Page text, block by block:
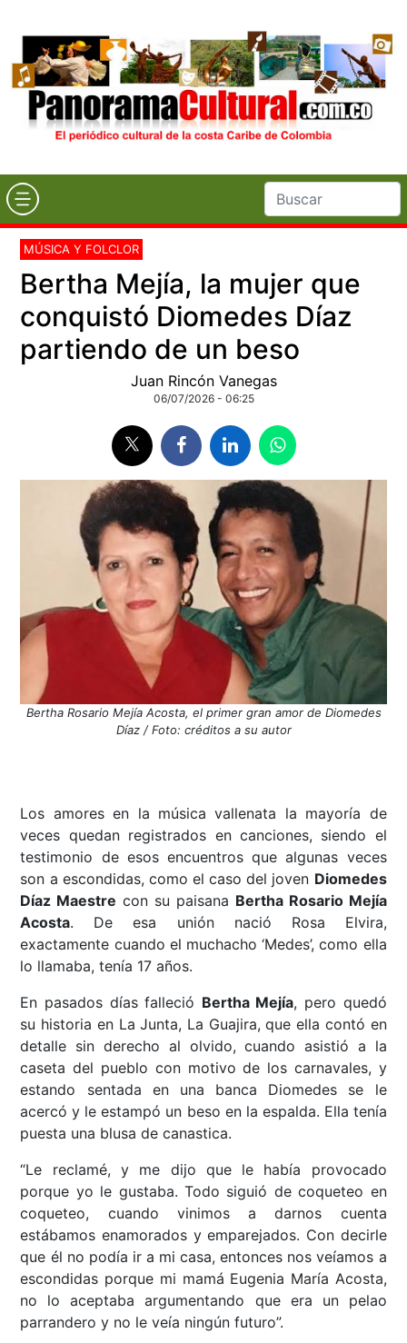
MÚSICA Y FOLCLOR
Bertha Mejía, la mujer que
conquistó Diomedes Díaz
partiendo de un beso
Juan Rincón Vanegas
06/07/2026 - 06:25
Bertha Rosario Mejía Acosta, el primer gran amor de Diomedes
Díaz / Foto: créditos a su autor
Los amores en la música vallenata la mayoría de
veces quedan registrados en canciones, siendo el
testimonio de esos encuentros que algunas veces
son a escondidas, como el caso del joven Diomedes
Díaz Maestre con su paisana Bertha Rosario Mejía
Acosta. De esa unión nació Rosa Elvira,
exactamente cuando el muchacho ‘Medes’, como ella
lo llamaba, tenía 17 años.
En pasados días falleció Bertha Mejía, pero quedó
su historia en La Junta, La Guajira, que ella contó en
detalle sin derecho al olvido, cuando asistió a la
caseta del pueblo con motivo de los carnavales, y
estando sentada en una banca Diomedes se le
acercó y le estampó un beso en la espalda. Ella tenía
puesta una blusa de canastica.
“Le reclamé, y me dijo que le había provocado
porque yo le gustaba. Todo siguió de coqueteo en
coqueteo, cuando vinimos a darnos cuenta
estábamos enamorados y emparejados. Con decirle
que él no podía ir a mi casa, entonces nos veíamos a
escondidas porque mi mamá Eugenia María Acosta,
no lo aceptaba argumentando que era un pelao
parrandero y no le veía ningún futuro”.